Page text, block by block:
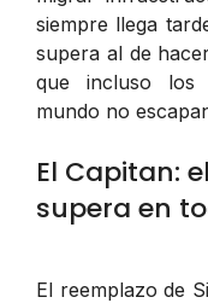
siempre llega
supera al de
que incluso los
mundo no
El Capitan:
supera en
El reemplazo de